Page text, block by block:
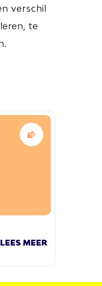
verschil
te
LEES MEER